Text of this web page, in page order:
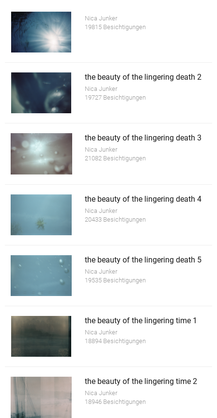
Nica Junker
19815 Besichtigungen
the beauty of the lingering death 2
Nica Junker
19727 Besichtigungen
the beauty of the lingering death 3
Nica Junker
21082 Besichtigungen
the beauty of the lingering death 4
Nica Junker
20433 Besichtigungen
the beauty of the lingering death 5
Nica Junker
19535 Besichtigungen
the beauty of the lingering time 1
Nica Junker
18894 Besichtigungen
the beauty of the lingering time 2
Nica Junker
18946 Besichtigungen